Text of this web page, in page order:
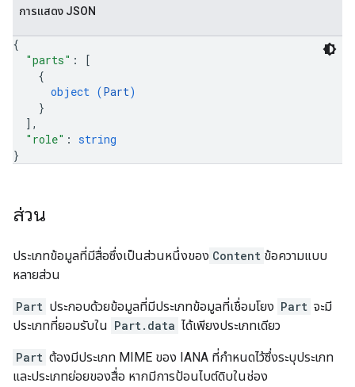
การแสดง JSON
{
"parts" :
[
{
object (Part)
}
] ,
"role" : string
}
ส่วน
ประเภทข้อมูลที่มีสื่อซึ่งเป็นส่วนหนึ่งของ Content ข้อความแบบ
หลายส่วน
Part ประกอบด้วยข้อมูลที่มีประเภทข้อมูลที่เชื่อมโยง Part จะมี
ประเภทที่ยอมรับใน Part.data ได้เพียงประเภทเดียว
Part ต้องมีประเภท MIME ของ IANA ที่กำหนดไว้ซึ่งระบุประเภท
และประเภทย่อยของสื่อ หากมีการป้อนไบต์ดิบในช่อง